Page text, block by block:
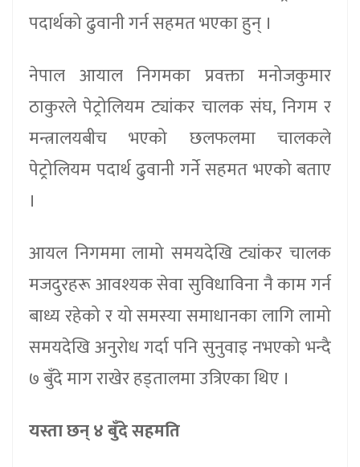
पदार्थको ढुवानी गर्न सहमत भएका हुन् ।
नेपाल आयाल निगमका प्रवक्ता मनोजकुमार
ठाकुरले पेट्रोलियम ट्यांकर चालक संघ, निगम र
मन्त्रालयबीच भएको छलफलमा चालकले
पेट्रोलियम पदार्थ ढुवानी गर्ने सहमत भएको बताए
।
आयल निगममा लामो समयदेखि ट्यांकर चालक
मजदुरहरू आवश्यक सेवा सुविधाविना नै काम गर्न
बाध्य रहेको र यो समस्या समाधानका लागि लामो
समयदेखि अनुरोध गर्दा पनि सुनुवाइ नभएको भन्दै
७ बुँदे माग राखेर हड्तालमा उत्रिएका थिए ।
यस्ता छन् ४ बुँदे सहमति